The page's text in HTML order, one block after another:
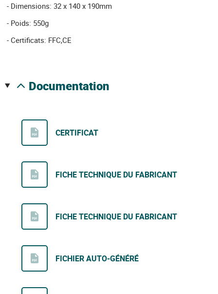
- Dimensions: 32 x 140 x 190mm
- Poids: 550g
- Certificats: FFC,CE
documentation
CERTIFICAT
FICHE TECHNIQUE DU FABRICANT
FICHE TECHNIQUE DU FABRICANT
FICHIER AUTO-GÉNÉRÉ